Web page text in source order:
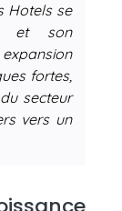
Hotels se
et son
fortes,
secteur
vers un